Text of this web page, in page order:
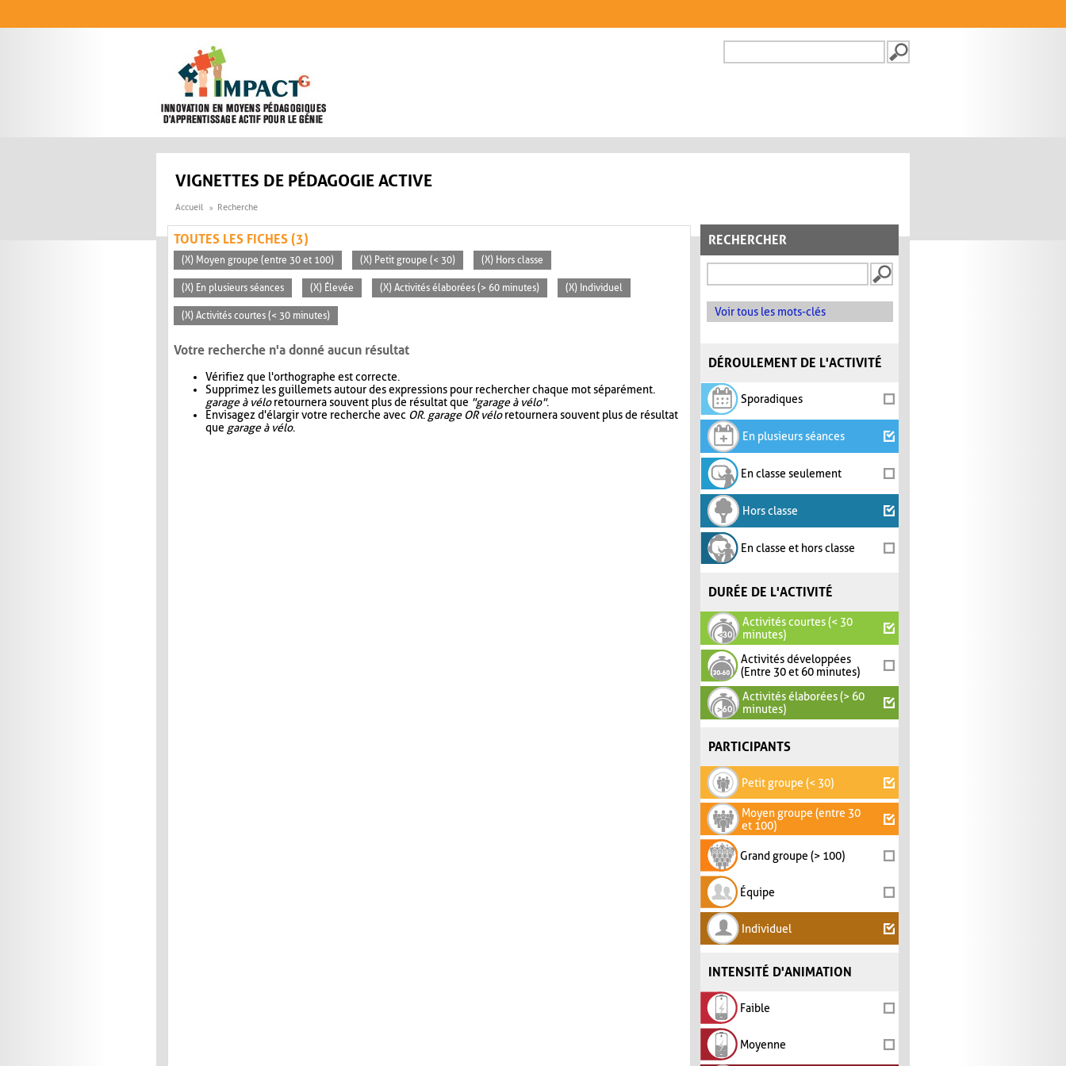
FORMULAIRE DE
VIGNETTES DE PÉDAGOGIE ACTIVE
Accueil Recherche
RECHERCHER
Voir tous les mots-clés
DÉROULEMENT DE L'ACTIVITÉ
Sporadiques
En plusieurs séances
En classe seulement
Hors classe
En classe et hors classe
DURÉE DE L'ACTIVITÉ
Activités courtes (< 30
minutes)
Activités développées
(Entre 30 et 60 minutes)
Activités élaborées (> 60
minutes)
PARTICIPANTS
Petit groupe (< 30)
Moyen groupe (entre 30
et 100)
Grand groupe (> 100)
Équipe
Individuel
INTENSITÉ D'ANIMATION
Faible
Moyenne
TOUTES LES FICHES (3)
(X) Moyen groupe (entre 30 et 100) (X) Petit groupe (< 30) (X) Hors classe
(X) En plusieurs séances (X) Élevée (X) Activités élaborées (> 60 minutes) (X) Individuel
(X) Activités courtes (< 30 minutes)
Votre recherche n'a donné aucun résultat
Vérifiez que l'orthographe est correcte.
Supprimez les guillemets autour des expressions pour rechercher chaque mot séparément.
garage à véloretournera souvent plus de résultat que "garage à vélo".
Envisagez d'élargir votre recherche avec OR. garage OR véloretournera souvent plus de résultat
que garage à vélo.